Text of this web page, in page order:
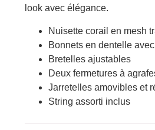
look avec élégance.
Nuisette corail en mesh
Bonnets en dentelle
Bretelles ajustables
Deux fermetures à
Jarretelles amovibles et
String assorti inclus